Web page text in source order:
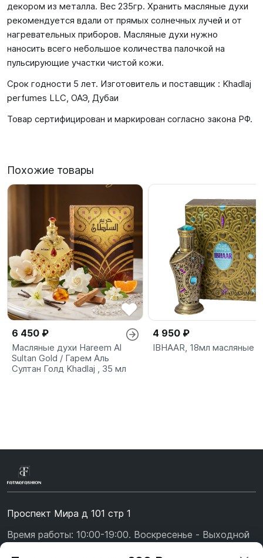
декором из металла. Вес 235гр. Хранить масляные духи
рекомендуется вдали от прямых солнечных лучей и от
нагревательных приборов. Масляные духи нужно
наносить всего небольшое количества палочкой на
пульсирующие участки чистой кожи.
Срок годности 5 лет. Изготовитель и поставщик : Khadlaj
perfumes LLC, ОАЭ, Дубаи
Товар сертифицирован и маркирован согласно закона РФ.
Похожие товары
6 450 ₽
Масляные духи Hareem Al
Sultan Gold / Гарем Аль
Султан Голд Khadlaj , 35 мл
4 950 ₽
IBHAAR, 18мл масляные
Проспект Мира д 101 стр 1
Время работы: 10:00-19:00. Воскресенье - Выходной